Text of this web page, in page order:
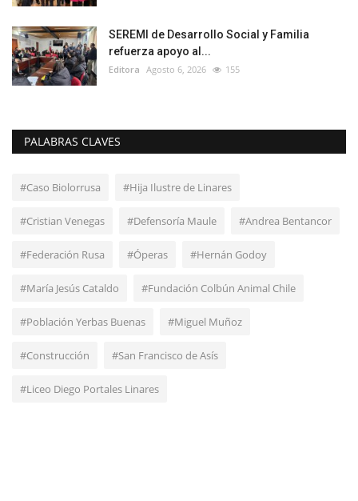
SEREMI de Desarrollo Social y Familia
refuerza apoyo al...
Editora Agosto 6, 2026 155
PALABRAS CLAVES
#Caso Biolorrusa #Hija Ilustre de Linares
#Cristian Venegas #Defensoría Maule #Andrea Bentancor
#Federación Rusa #Óperas #Hernán Godoy
#María Jesús Cataldo #Fundación Colbún Animal Chile
#Población Yerbas Buenas #Miguel Muñoz
#Construcción #San Francisco de Asís
#Liceo Diego Portales Linares